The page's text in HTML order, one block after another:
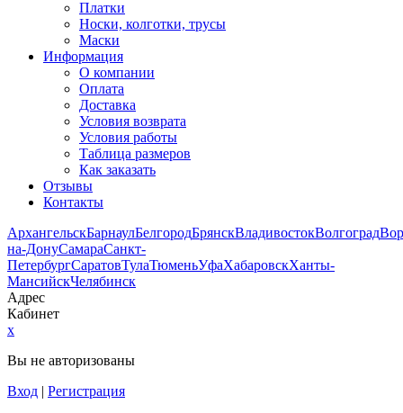
Платки
Носки, колготки, трусы
Маски
Информация
О компании
Оплата
Доставка
Условия возврата
Условия работы
Таблица размеров
Как заказать
Отзывы
Контакты
АрхангельскБарнаулБелгородБрянскВладивостокВолгоград
на-ДонуСамараСанкт-
ПетербургСаратовТулаТюменьУфаХабаровскХанты-
МансийскЧелябинск
Адрес
Кабинет
x
Вы не авторизованы
Вход | Регистрация